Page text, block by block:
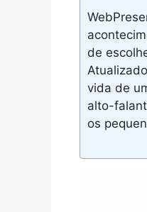
de
vida de
alto-
os